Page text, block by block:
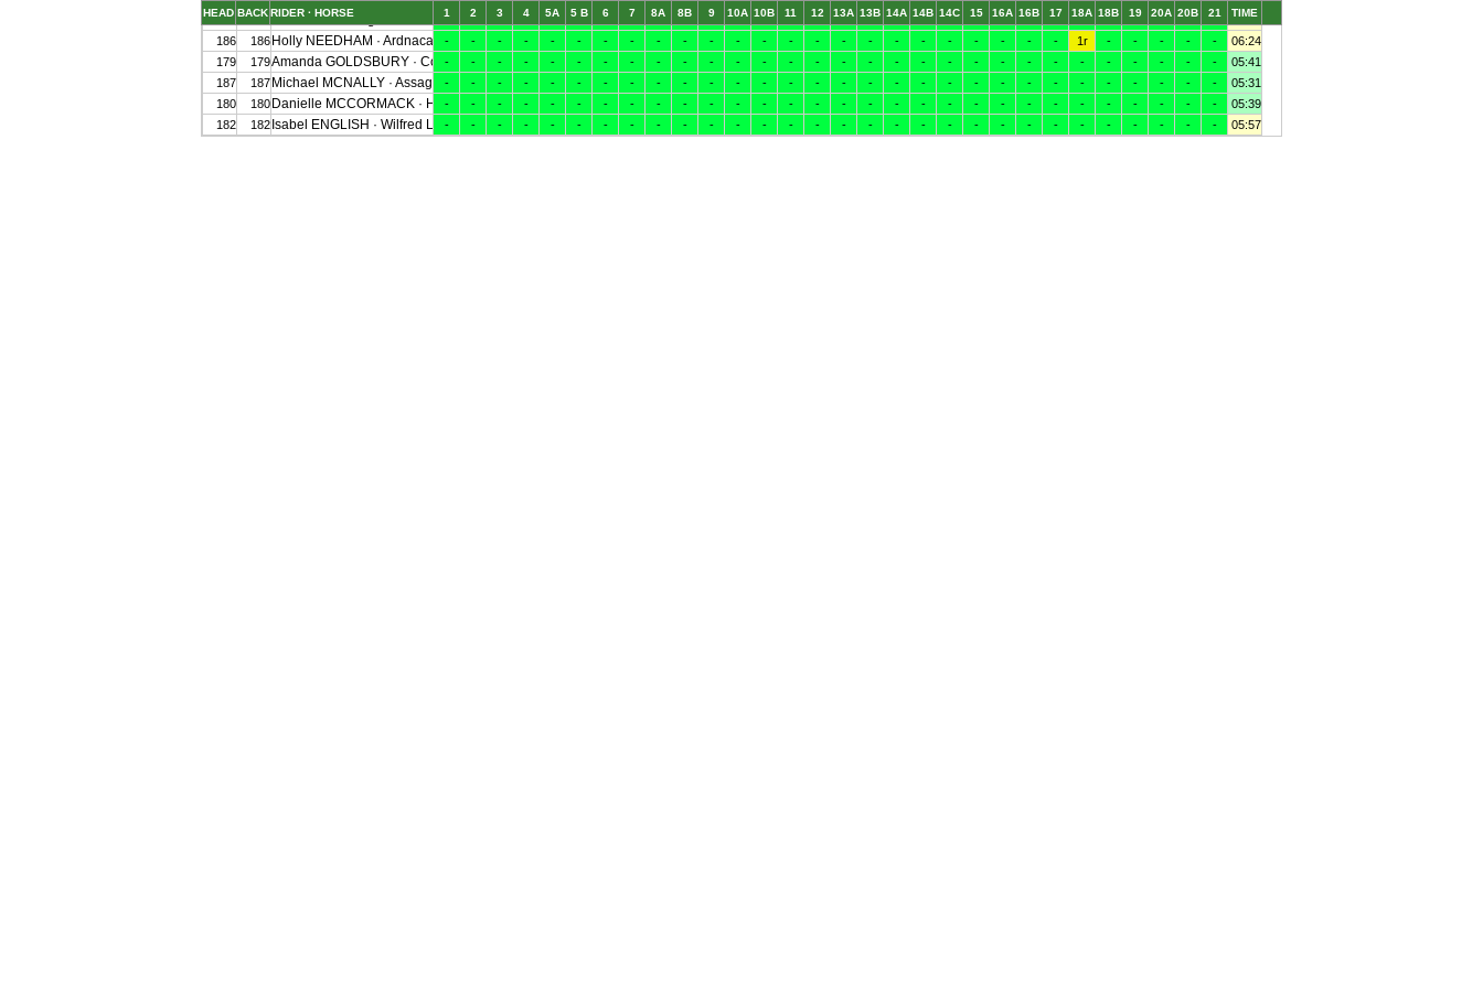
HEAD BACKRIDER · HORSE 1 2 3 4 5A 5 B 6 7 8A 8B 9 10A 10B 11 12 13A 13B 14A 14B 14C 15 16A 16B 17 18A 18B 19 20A 20B 21 TIME
185
185 Eliza BELL · Magical Touch - - - - - - - - - - - - - - - - - - - - - - - - - - - - - -
05:59
186
186 Holly NEEDHAM · Ardnacashel Tornado R
- - - - - - - - - - - - - - - - - - - - - - - - 1r - - - - -
06:24
179
179Amanda GOLDSBURY · Coolnorran Cooley
- - - - - - - - - - - - - - - - - - - - - - - - - - - - - -
05:41
187
187 Michael MCNALLY · Assagart Earl
- - - - - - - - - - - - - - - - - - - - - - - - - - - - - -
05:31
180
180 Danielle MCCORMACK · Hildare Regarde Moi
- - - - - - - - - - - - - - - - - - - - - - - - - - - - - -
05:39
182
182 Isabel ENGLISH · Wilfred Lancer
- - - - - - - - - - - - - - - - - - - - - - - - - - - - - -
05:57